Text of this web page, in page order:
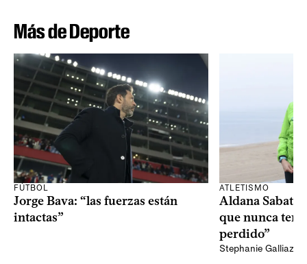
Más de Deporte
FÚTBOL
Jorge Bava: “las fuerzas están
intactas”
ATLETISMO
Aldana
que nunca
perdido”
Stephanie Galliazzi